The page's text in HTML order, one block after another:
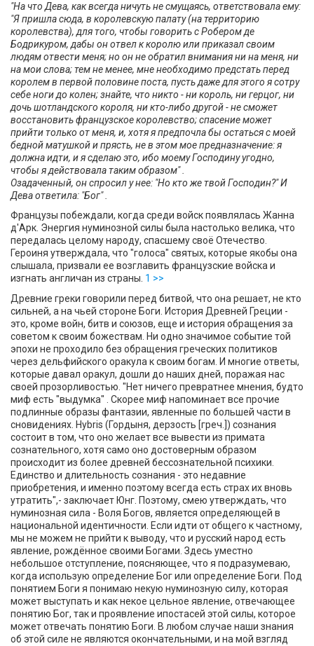
"На что Дева, как всегда ничуть не смущаясь, ответствовала ему:
"Я пришла сюда, в королевскую палату (на территорию
королевства), для того, чтобы говорить с Робером де
Бодрикуром, дабы он отвел к королю или приказал своим
людям отвести меня; но он не обратил внимания ни на меня, ни
на мои слова; тем не менее, мне необходимо предстать перед
королем в первой половине поста, пусть даже для этого я сотру
себе ноги до колен; знайте, что никто - ни король, ни герцог, ни
дочь шотландского короля, ни кто-либо другой - не сможет
восстановить французское королевство; спасение может
прийти только от меня, и, хотя я предпочла бы остаться с моей
бедной матушкой и прясть, не в этом мое предназначение: я
должна идти, и я сделаю это, ибо моему Господину угодно,
чтобы я действовала таким образом" .
Озадаченный, он спросил у нее: "Но кто же твой Господин?" И
Дева ответила: "Бог" .
Французы побеждали, когда среди войск появлялась Жанна
д'Арк. Энергия нуминозной силы была настолько велика, что
передалась целому народу, спасшему своё Отечество.
Героиня утверждала, что "голоса" святых, которые якобы она
слышала, призвали ее возглавить французские войска и
изгнать англичан из страны. 1 >>
Древние греки говорили перед битвой, что она решает, не кто
сильней, а на чьей стороне Боги. История Древней Греции -
это, кроме войн, битв и союзов, еще и история обращения за
советом к своим божествам. Ни одно значимое событие той
эпохи не проходило без обращения греческих политиков
через дельфийского оракула к своим богам. И многие ответы,
которые давал оракул, дошли до наших дней, поражая нас
своей прозорливостью. "Нет ничего превратнее мнения, будто
миф есть "выдумка" . Скорее миф напоминает все прочие
подлинные образы фантазии, явленные по большей части в
сновидениях. Hybris (Гордыня, дерзость [греч.]) сознания
состоит в том, что оно желает все вывести из примата
сознательного, хотя само оно достоверным образом
происходит из более древней бессознательной психики.
Единство и длительность сознания - это недавние
приобретения, и именно поэтому всегда есть страх их вновь
утратить",- заключает Юнг. Поэтому, смею утверждать, что
нуминозная сила - Воля Богов, является определяющей в
национальной идентичности. Если идти от общего к частному,
мы не можем не прийти к выводу, что и русский народ есть
явление, рождённое своими Богами. Здесь уместно
небольшое отступление, поясняющее, что я подразумеваю,
когда использую определение Бог или определение Боги. Под
понятием Боги я понимаю некую нуминозную силу, которая
может выступать и как некое цельное явление, отвечающее
понятию Бог, так и проявление ипостасей этой силы, которое
может отвечать понятию Боги. В любом случае наши знания
об этой силе не являются окончательными, и на мой взгляд